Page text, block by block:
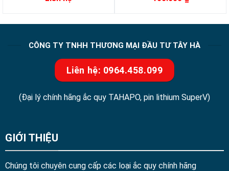
CÔNG TY TNHH THƯƠNG MẠI ĐẦU TƯ TÂY HÀ
Liên hệ: 0964.458.099
(Đại lý chính hãng ắc quy TAHAPO, pin lithium SuperV)
GIỚI THIỆU
Chúng tôi chuyên cung cấp các loại ắc quy chính hãng